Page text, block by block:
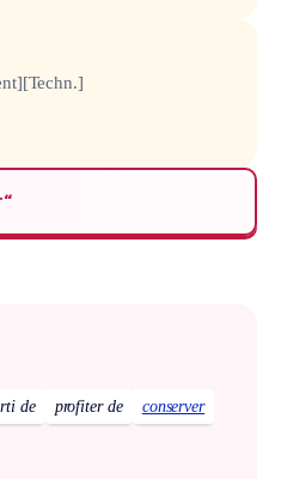
[Techn.]
de profiter de
conserver